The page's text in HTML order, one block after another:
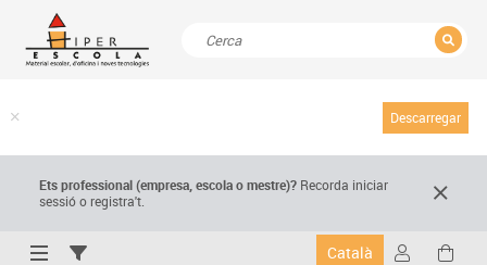
Descarregar
Ets professional (empresa,escola o mestre)? Recorda iniciar
sessió o registra't.
Català